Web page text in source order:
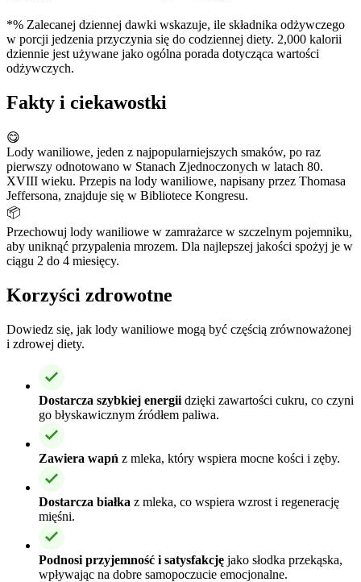
*% Zalecanej dziennej dawki wskazuje, ile składnika odżywczego
w porcji jedzenia przyczynia się do codziennej diety. 2,000 kalorii
dziennie jest używane jako ogólna porada dotycząca wartości
odżywczych.
Fakty i ciekawostki
😋
Lody waniliowe, jeden z najpopularniejszych smaków, po raz
pierwszy odnotowano w Stanach Zjednoczonych w latach 80.
XVIII wieku. Przepis na lody waniliowe, napisany przez Thomasa
Jeffersona, znajduje się w Bibliotece Kongresu.
📦
Przechowuj lody waniliowe w zamrażarce w szczelnym pojemniku,
aby uniknąć przypalenia mrozem. Dla najlepszej jakości spożyj je w
ciągu 2 do 4 miesięcy.
Korzyści zdrowotne
Dowiedz się, jak lody waniliowe mogą być częścią zrównoważonej
i zdrowej diety.
Dostarcza szybkiej energii dzięki zawartości cukru, co czyni
go błyskawicznym źródłem paliwa.
Zawiera wapń z mleka, który wspiera mocne kości i zęby.
Dostarcza białka z mleka, co wspiera wzrost i regenerację
mięśni.
Podnosi przyjemność i satysfakcję jako słodka przekąska,
wpływając na dobre samopoczucie emocjonalne.